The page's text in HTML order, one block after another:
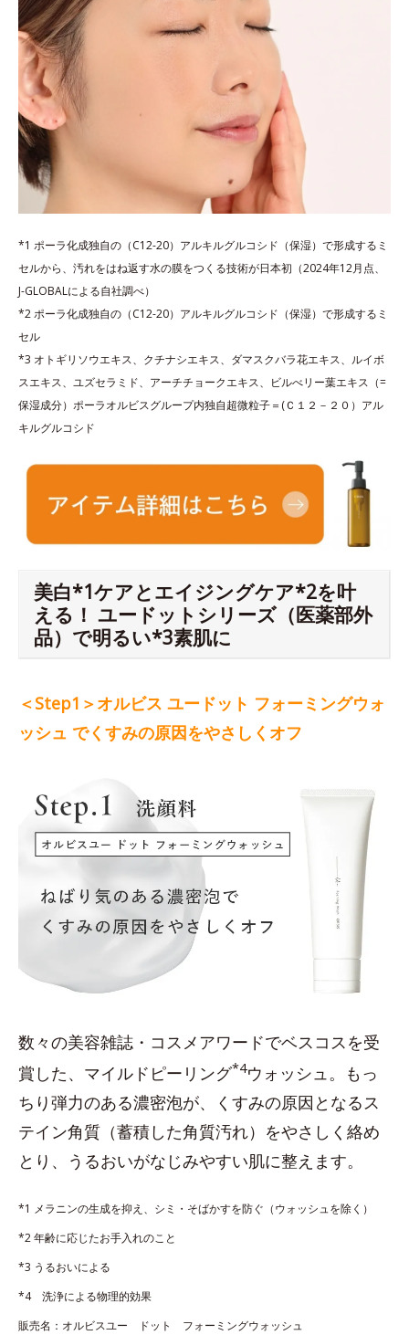
*1 ポーラ化成独自の（C12-20）アルキルグルコシド（保湿）で形成するミ
セルから、汚れをはね返す水の膜をつくる技術が日本初（2024年12月点、
J-GLOBALによる自社調べ）
*2 ポーラ化成独自の（C12-20）アルキルグルコシド（保湿）で形成するミ
セル
*3 オトギリソウエキス、クチナシエキス、ダマスクバラ花エキス、ルイボ
スエキス、ユズセラミド、アーチチョークエキス、ビルべリー葉エキス（=
保湿成分）ポーラオルビスグループ内独自超微粒子＝(Ｃ１２－２０）アル
キルグルコシド
美白*1ケアとエイジングケア*2を叶
える！ ユードットシリーズ（医薬部外
品）で明るい*3素肌に
＜Step1＞オルビス ユードット フォーミングウォ
ッシュ でくすみの原因をやさしくオフ
数々の美容雑誌・コスメアワードでベスコスを受
賞した、マイルドピーリング*4ウォッシュ。もっ
ちり弾力のある濃密泡が、くすみの原因となるス
テイン角質（蓄積した角質汚れ）をやさしく絡め
とり、うるおいがなじみやすい肌に整えます。
*1 メラニンの生成を抑え、シミ・そばかすを防ぐ（ウォッシュを除く）
*2 年齢に応じたお手入れのこと
*3 うるおいによる
*4 洗浄による物理的効果
販売名：オルビスユー ドット フォーミングウォッシュ